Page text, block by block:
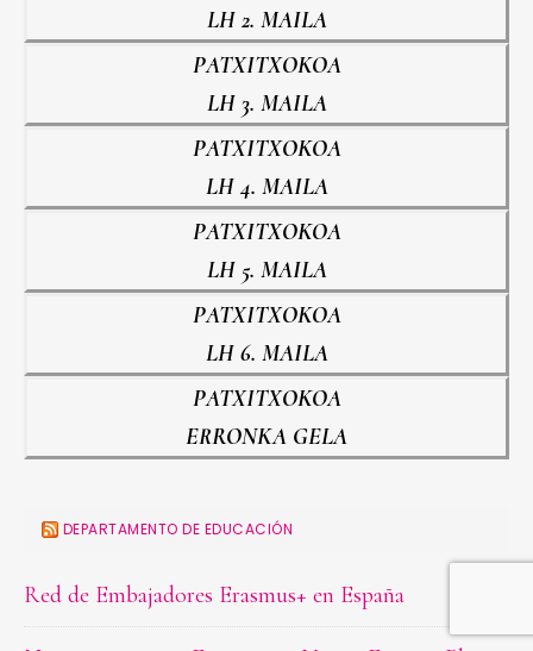
LH 2. MAILA
PATXITXOKOA
LH 3. MAILA
PATXITXOKOA
LH 4. MAILA
PATXITXOKOA
LH 5. MAILA
PATXITXOKOA
LH 6. MAILA
PATXITXOKOA
ERRONKA GELA
DEPARTAMENTO DE EDUCACIÓN
Red de Embajadores Erasmus+ en España